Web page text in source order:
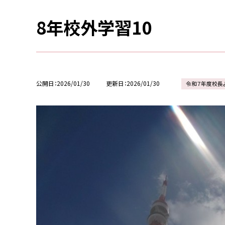
8年校外学習10
公開日 2026/01/30 更新日 2026/01/30 令和７年度校長